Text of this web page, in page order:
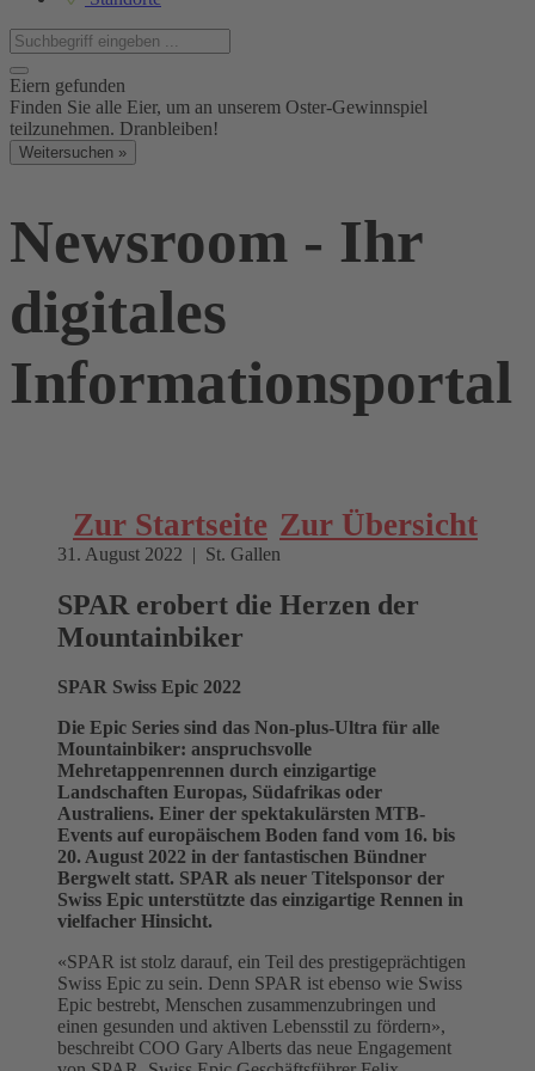
Eiern gefunden
Finden Sie alle Eier, um an unserem Oster-Gewinnspiel
teilzunehmen. Dranbleiben!
Weitersuchen »
Newsroom - Ihr
digitales
Informationsportal
Zur Übersicht
Zur Startseite
31. August 2022 | St. Gallen
SPAR erobert die Herzen der
Mountainbiker
SPAR Swiss Epic 2022
Die Epic Series sind das Non-plus-Ultra für alle
Mountainbiker: anspruchsvolle
Mehretappenrennen durch einzigartige
Landschaften Europas, Südafrikas oder
Australiens. Einer der spektakulärsten MTB-
Events auf europäischem Boden fand vom 16. bis
20. August 2022 in der fantastischen Bündner
Bergwelt statt. SPAR als neuer Titelsponsor der
Swiss Epic unterstützte das einzigartige Rennen in
vielfacher Hinsicht.
«SPAR ist stolz darauf, ein Teil des prestigeprächtigen
Swiss Epic zu sein. Denn SPAR ist ebenso wie Swiss
Epic bestrebt, Menschen zusammenzubringen und
einen gesunden und aktiven Lebensstil zu fördern»,
beschreibt COO Gary Alberts das neue Engagement